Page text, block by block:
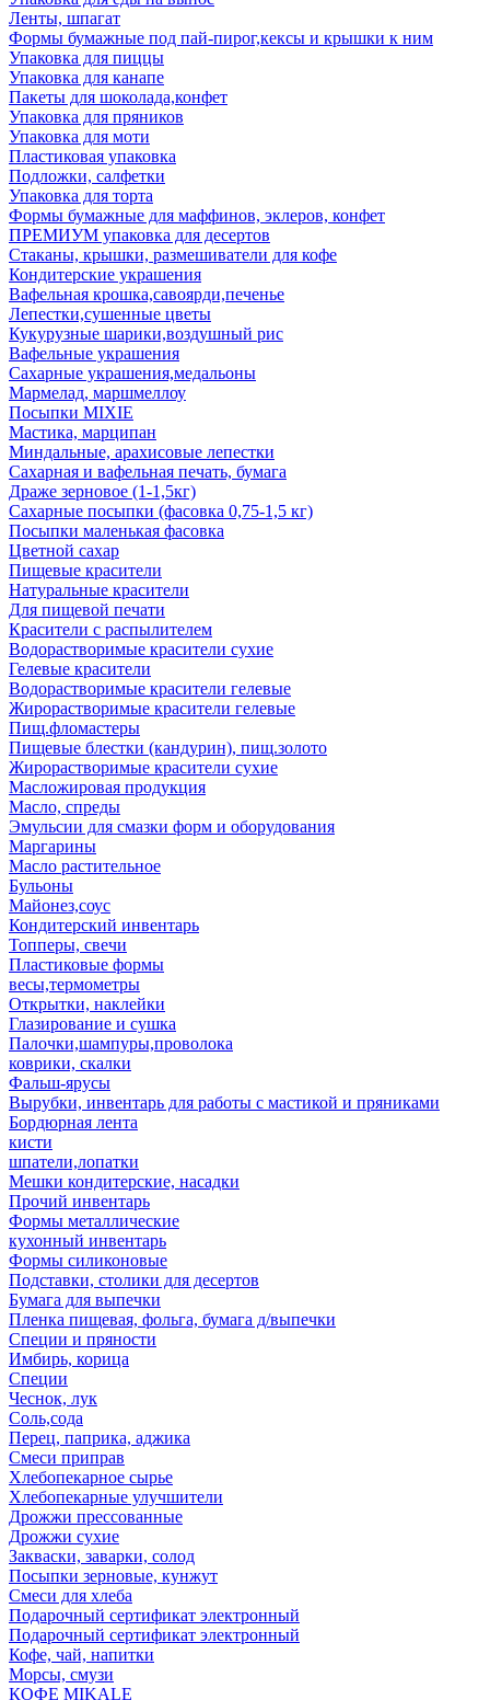
Ленты, шпагат
Формы бумажные под пай-пирог,кексы и крышки к ним
Упаковка для пиццы
Упаковка для канапе
Пакеты для шоколада,конфет
Упаковка для пряников
Упаковка для моти
Пластиковая упаковка
Подложки, салфетки
Упаковка для торта
Формы бумажные для маффинов, эклеров, конфет
ПРЕМИУМ упаковка для десертов
Стаканы, крышки, размешиватели для кофе
Кондитерские украшения
Вафельная крошка,савоярди,печенье
Лепестки,сушенные цветы
Кукурузные шарики,воздушный рис
Вафельные украшения
Сахарные украшения,медальоны
Мармелад, маршмеллоу
Посыпки MIXIE
Мастика, марципан
Миндальные, арахисовые лепестки
Сахарная и вафельная печать, бумага
Драже зерновое (1-1,5кг)
Сахарные посыпки (фасовка 0,75-1,5 кг)
Посыпки маленькая фасовка
Цветной сахар
Пищевые красители
Натуральные красители
Для пищевой печати
Красители с распылителем
Водорастворимые красители сухие
Гелевые красители
Водорастворимые красители гелевые
Жирорастворимые красители гелевые
Пищ.фломастеры
Пищевые блестки (кандурин), пищ.золото
Жирорастворимые красители сухие
Масложировая продукция
Масло, спреды
Эмульсии для смазки форм и оборудования
Маргарины
Масло растительное
Бульоны
Майонез,соус
Кондитерский инвентарь
Топперы, свечи
Пластиковые формы
весы,термометры
Открытки, наклейки
Глазирование и сушка
Палочки,шампуры,проволока
коврики, скалки
Фальш-ярусы
Вырубки, инвентарь для работы с мастикой и пряниками
Бордюрная лента
кисти
шпатели,лопатки
Мешки кондитерские, насадки
Прочий инвентарь
Формы металлические
кухонный инвентарь
Формы силиконовые
Подставки, столики для десертов
Бумага для выпечки
Пленка пищевая, фольга, бумага д/выпечки
Специи и пряности
Имбирь, корица
Специи
Чеснок, лук
Соль,сода
Перец, паприка, аджика
Смеси приправ
Хлебопекарное сырье
Хлебопекарные улучшители
Дрожжи прессованные
Дрожжи сухие
Закваски, заварки, солод
Посыпки зерновые, кунжут
Смеси для хлеба
Подарочный сертификат электронный
Подарочный сертификат электронный
Кофе, чай, напитки
Морсы, смузи
КОФЕ MIKALE